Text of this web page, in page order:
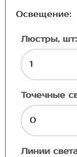
Освещение:
Люстры, шт:
Точечные
Линии